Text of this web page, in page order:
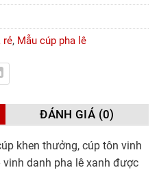
rẻ, Mẫu cúp pha lê
ĐÁNH GIÁ (0)
khen thưởng, cúp tôn vinh
danh pha lê xanh được